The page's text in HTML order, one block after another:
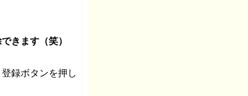
きます（笑）
録ボタンを押し